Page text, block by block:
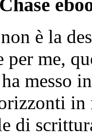
è la
me,
messo
in
di